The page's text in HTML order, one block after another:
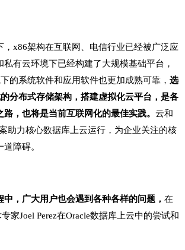
，x86架构在互联网、电信行业已经被广泛应
私有云环境下已经构建了大规模基础平台，
的系统软件和应用软件也更加成熟可靠， 选
分布式存储架构，搭建虚拟化云平台，是各
，也将是当前互联网化的最佳实践。 云和
助力核心数据库上云运行，为企业关注的核
障碍。
，广大用户也会遇到各种各样的问题， 在
家Joel Perez在Oracle数据库上云中的尝试和